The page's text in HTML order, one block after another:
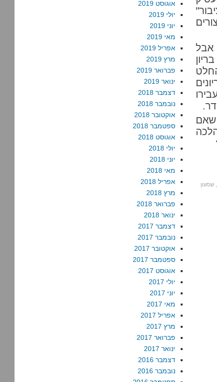
אבל
שאם
שמעון
אוגוסט 2019
יולי 2019
יוני 2019
מאי 2019
אפריל 2019
מרץ 2019
פברואר 2019
ינואר 2019
דצמבר 2018
נובמבר 2018
אוקטובר 2018
ספטמבר 2018
אוגוסט 2018
יולי 2018
יוני 2018
מאי 2018
אפריל 2018
מרץ 2018
פברואר 2018
ינואר 2018
דצמבר 2017
נובמבר 2017
אוקטובר 2017
ספטמבר 2017
אוגוסט 2017
יולי 2017
יוני 2017
מאי 2017
אפריל 2017
מרץ 2017
פברואר 2017
ינואר 2017
דצמבר 2016
נובמבר 2016